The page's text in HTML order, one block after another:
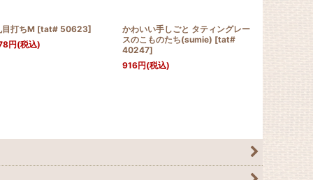
目打ちM [tat# 50623]
円(税込)
かわいい手しごと タティングレー
スのこものたち(sumie) [tat#
40247]
916円(税込)